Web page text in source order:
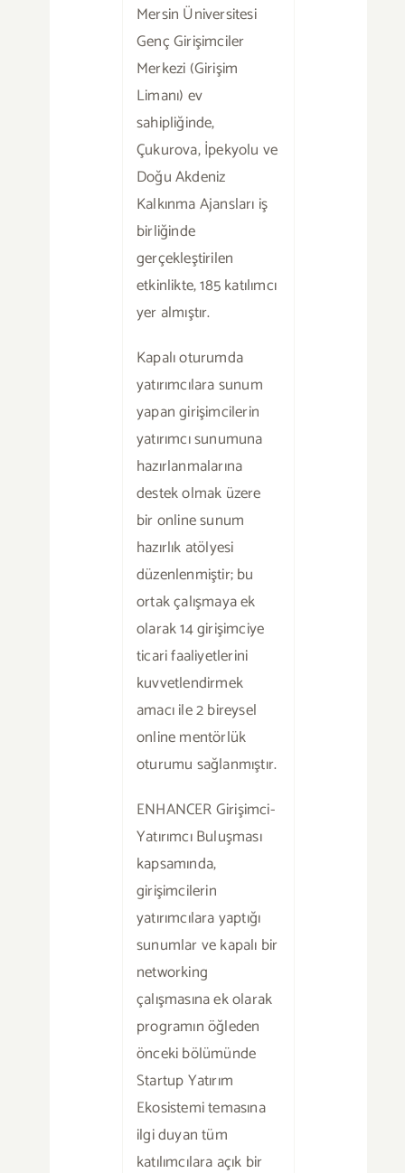
Mersin Üniversitesi
Genç Girişimciler
Merkezi (Girişim
Limanı) ev
sahipliğinde,
Çukurova, İpekyolu ve
Doğu Akdeniz
Kalkınma Ajansları iş
birliğinde
gerçekleştirilen
etkinlikte, 185 katılımcı
yer almıştır.
Kapalı oturumda
yatırımcılara sunum
yapan girişimcilerin
yatırımcı sunumuna
hazırlanmalarına
destek olmak üzere
bir online sunum
hazırlık atölyesi
düzenlenmiştir; bu
ortak çalışmaya ek
olarak 14 girişimciye
ticari faaliyetlerini
kuvvetlendirmek
amacı ile 2 bireysel
online mentörlük
oturumu sağlanmıştır.
ENHANCER Girişimci-
Yatırımcı Buluşması
kapsamında,
girişimcilerin
yatırımcılara yaptığı
sunumlar ve kapalı bir
networking
çalışmasına ek olarak
programın öğleden
önceki bölümünde
Startup Yatırım
Ekosistemi temasına
ilgi duyan tüm
katılımcılara açık bir